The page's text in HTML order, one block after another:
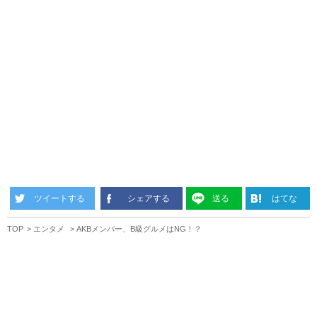
ツイートする シェアする 送る はてな
TOP エンタメ AKBメンバー、B級グルメはNG！？